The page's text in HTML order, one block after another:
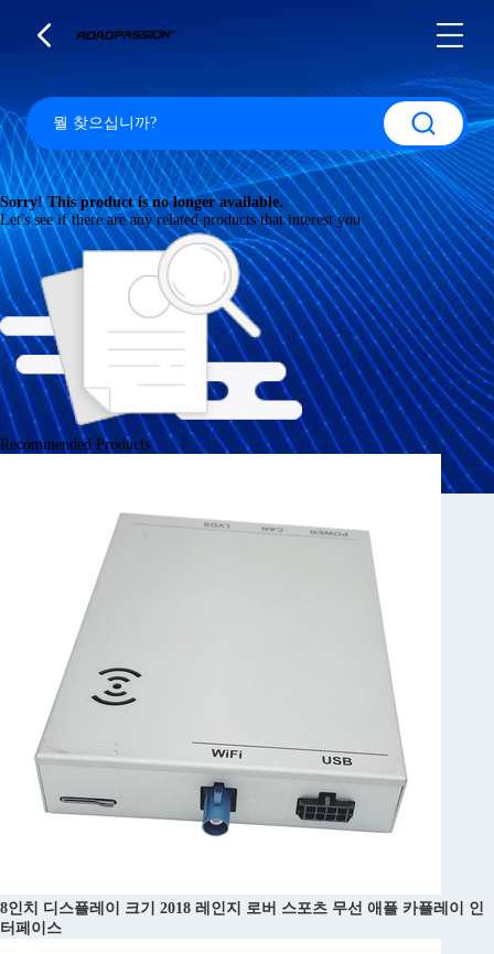
Sorry! This product is no longer available.
Let's see if there are any related products that interest you
Recommended Products
8인치 디스플레이 크기 2018 레인지 로버 스포츠 무선 애플 카플레이 인
터페이스